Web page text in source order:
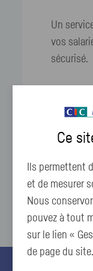
Un
vos
sécurisé.
Ce
Ils permettent
et de mesurer
Nous
pouvez à tout
sur le lien «
de page du site.